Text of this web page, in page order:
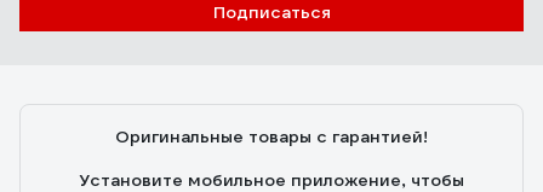
Подписаться
Оригинальные товары с гарантией!
Установите мобильное приложение, чтобы